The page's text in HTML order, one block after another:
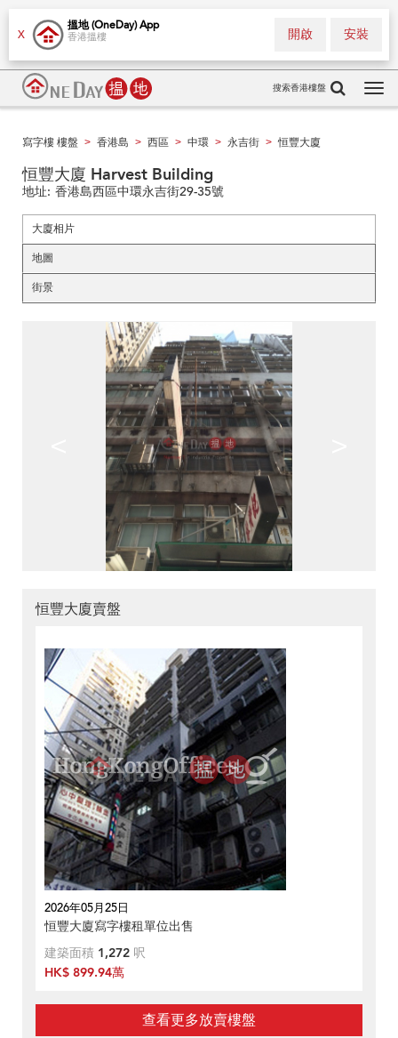
X
搵地 (OneDay) App
香港搵樓 安裝
開啟
搜索香港樓盤
寫字樓 樓盤 > 香港島 > 西區 > 中環 > 永吉街 > 恒豐大廈
恒豐大廈 Harvest Building
地址: 香港島西區中環永吉街29-35號
大廈相片
地圖
街景
恒豐大廈賣盤
2026年05月25日
恒豐大廈寫字樓租單位出售
建築面積 1,272 呎
HK$ 899.94萬
查看更多放賣樓盤